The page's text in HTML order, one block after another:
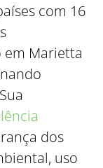
com 16
em Marietta
dos
uso